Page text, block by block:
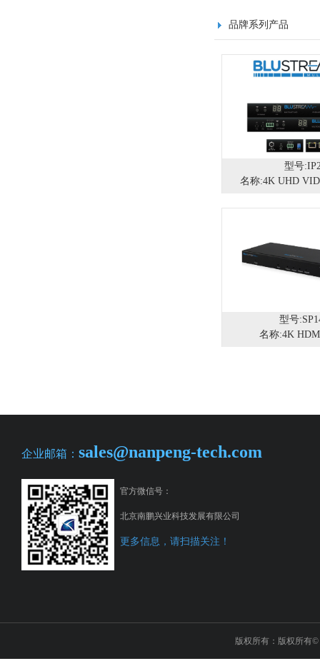
品牌系列产品
型号
名称:4K UHD
型号
名称:4K
企业邮箱： sales@nanpeng-tech.com
官方微信号：
北京南鹏兴业科技发展有限公司
更多信息，请扫描关注！
版权所有：版权所有